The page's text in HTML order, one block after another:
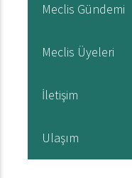
Meclis Gündemi
Meclis Üyeleri
İletişim
Ulaşım